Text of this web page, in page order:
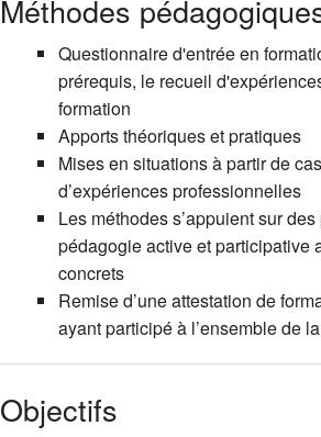
Méthodes
Questionnaire d'entrée en
prérequis, le recueil
formation
Apports théoriques et pratiques
Mises en situations à partir de
d’expériences professionnelles
Les méthodes s’appuient sur
pédagogie active et participative
concrets
Remise d’une attestation de
ayant participé à l’ensemble de
Objectifs